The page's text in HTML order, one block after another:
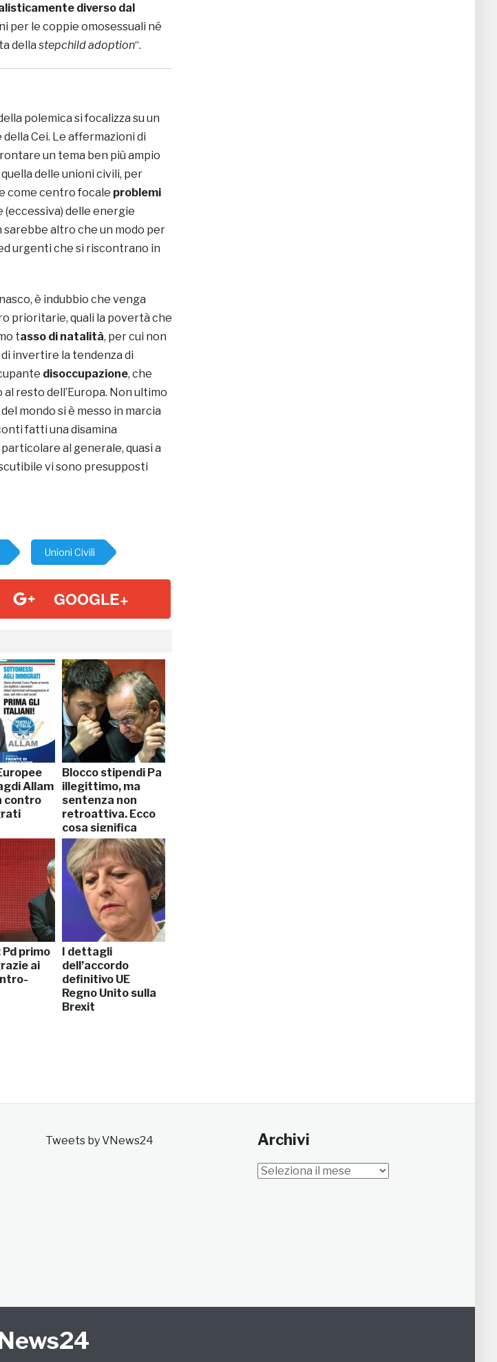
diverso dal
per le coppie omosessuali né
della stepchild adoption“.
polemica si focalizza su un
Cei. Le affermazioni di
un tema ben più ampio
delle unioni civili, per
come centro focale problemi
(eccessiva) delle energie
altro che un modo per
urgenti che si riscontrano in
è indubbio che venga
prioritarie, quali la povertà che
tasso di natalità, per cui non
invertire la tendenza di
disoccupazione, che
resto dell’Europa. Non ultimo
del mondo si è messo in marcia
fatti una disamina
al generale, quasi a
vi sono presupposti
Unioni Civili
GOOGLE+
Allam
contro
Blocco stipendi Pa
illegittimo, ma
sentenza non
retroattiva. Ecco
cosa significa
Pd primo
ai
I dettagli
dell’accordo
definitivo UE
Regno Unito sulla
Brexit
Tweets by VNews24 Archivi
Archivi